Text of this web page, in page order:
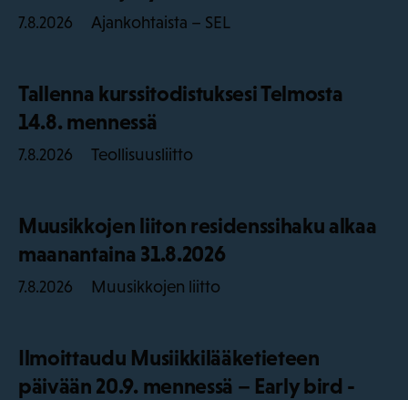
7.8.2026 Ajankohtaista – SEL
Tallenna kurssitodistuksesi Telmosta
14.8. mennessä
7.8.2026 Teollisuusliitto
Muusikkojen liiton residenssihaku alkaa
maanantaina 31.8.2026
7.8.2026 Muusikkojen liitto
Ilmoittaudu Musiikkilääketieteen
päivään 20.9. mennessä – Early bird -